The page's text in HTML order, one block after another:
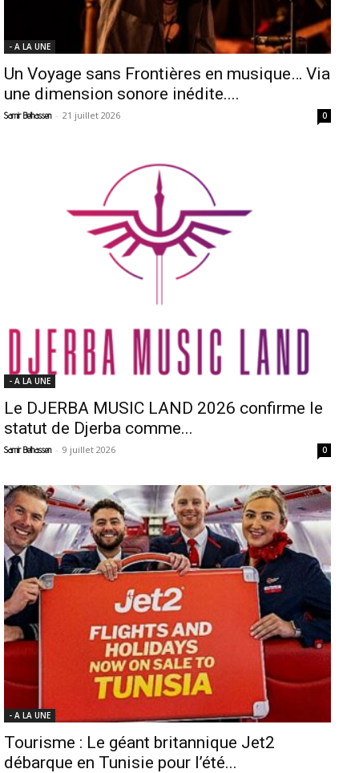
- A LA UNE
Un Voyage sans Frontières en musique… Via
une dimension sonore inédite....
Samir Belhassen - 21 juillet 2026 0
- A LA UNE
Le DJERBA MUSIC LAND 2026 confirme le
statut de Djerba comme...
Samir Belhassen - 9 juillet 2026 0
- A LA UNE
Tourisme : Le géant britannique Jet2
débarque en Tunisie pour l’été...